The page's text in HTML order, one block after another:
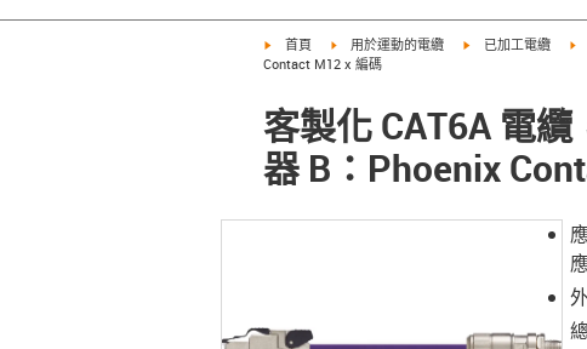
igus-icon-arrow-right
首頁 igus-icon-arrow-right
用於運動的電纜 igus-icon-arrow-
已加工電纜
Contact M12 x 編碼
客製化 CAT6A 電
器 B：Phoenix